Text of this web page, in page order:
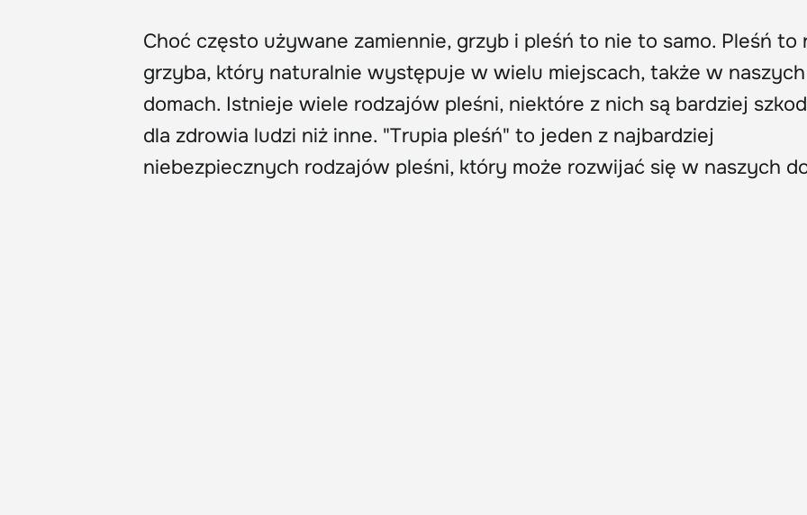
Choć często używane zamiennie, grzyb i pleśń to nie to samo. Pleśń to
grzyba, który naturalnie występuje w wielu miejscach, także w naszych
domach. Istnieje wiele rodzajów pleśni, niektóre z nich są bardziej
dla zdrowia ludzi niż inne. "Trupia pleśń" to jeden z najbardziej
niebezpiecznych rodzajów pleśni, który może rozwijać się w naszych